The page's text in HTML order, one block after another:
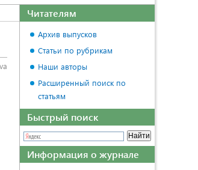
Читателям
Архив выпусков
Статьи по рубрикам
Наши авторы
Расширенный поиск по
статьям
Быстрый поиск
Информация о журнале